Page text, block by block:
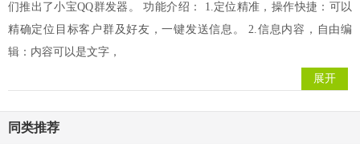
们推出了小宝QQ群发器。 功能介绍： 1.定位精准，操作快捷：可以
精确定位目标客户群及好友，一键发送信息。 2.信息内容，自由编
辑：内容可以是文字，
展开
同类推荐